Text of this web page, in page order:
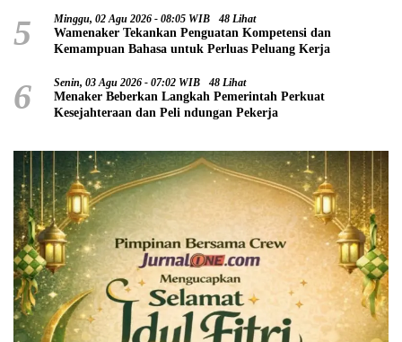
5 Minggu, 02 Agu 2026 - 08:05 WIB 48 Lihat
Wamenaker Tekankan Penguatan Kompetensi dan
Kemampuan Bahasa untuk Perluas Peluang Kerja
6 Senin, 03 Agu 2026 - 07:02 WIB 48 Lihat
Menaker Beberkan Langkah Pemerintah Perkuat
Kesejahteraan dan Peli ndungan Pekerja